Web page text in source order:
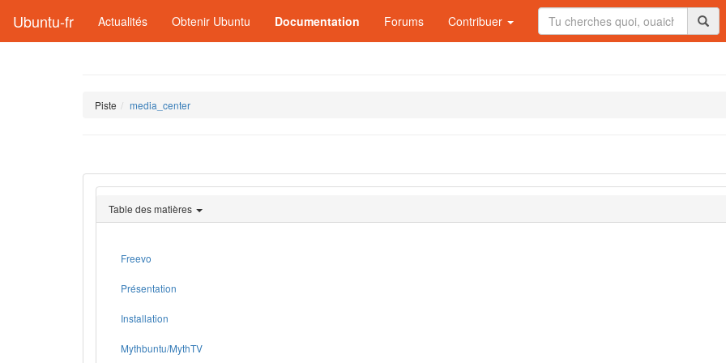
Ubuntu-fr Actualités Obtenir Ubuntu Documentation Forums Contribuer
Piste media_center
Table des matières
Freevo
Présentation
Installation
Mythbuntu/MythTV